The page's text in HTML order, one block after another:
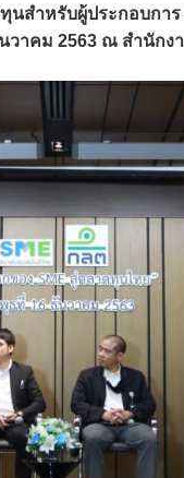
สำหรับผู้ประกอบกา
วาคม 2563 ณ สำนักง